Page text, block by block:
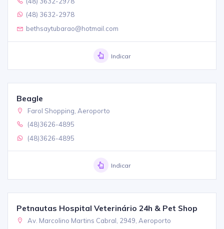
(48) 3632-2978
bethsaytubarao@hotmail.com
Indicar
Beagle
Farol Shopping, Aeroporto
(48)3626-4895
(48)3626-4895
Indicar
Petnautas Hospital Veterinário 24h & Pet Shop
Av. Marcolino Martins Cabral, 2949, Aeroporto